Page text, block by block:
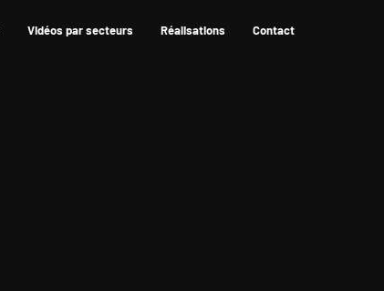
Vidéos par secteurs Réalisations Contact